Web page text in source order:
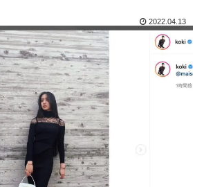
2022.04.13